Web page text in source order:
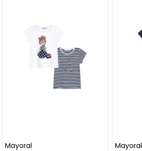
Mayoral
Mayoral